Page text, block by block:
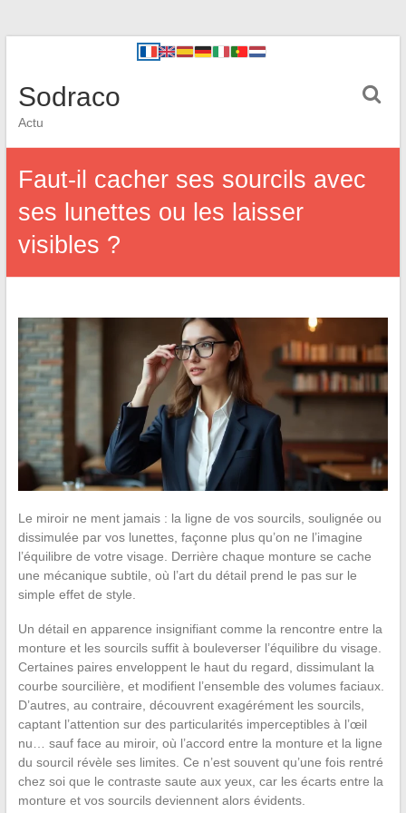
Sodraco
Actu
Faut-il cacher ses sourcils avec
ses lunettes ou les laisser
visibles ?
Le miroir ne ment jamais : la ligne de vos sourcils, soulignée ou
dissimulée par vos lunettes, façonne plus qu’on ne l’imagine
l’équilibre de votre visage. Derrière chaque monture se cache
une mécanique subtile, où l’art du détail prend le pas sur le
simple effet de style.
Un détail en apparence insignifiant comme la rencontre entre la
monture et les sourcils suffit à bouleverser l’équilibre du visage.
Certaines paires enveloppent le haut du regard, dissimulant la
courbe sourcilière, et modifient l’ensemble des volumes faciaux.
D’autres, au contraire, découvrent exagérément les sourcils,
captant l’attention sur des particularités imperceptibles à l’œil
nu… sauf face au miroir, où l’accord entre la monture et la ligne
du sourcil révèle ses limites. Ce n’est souvent qu’une fois rentré
chez soi que le contraste saute aux yeux, car les écarts entre la
monture et vos sourcils deviennent alors évidents.